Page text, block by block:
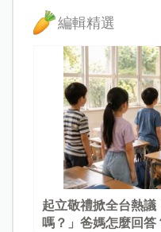
編輯精選
起立敬禮掀全台熱
嗎？」爸媽怎麼回答